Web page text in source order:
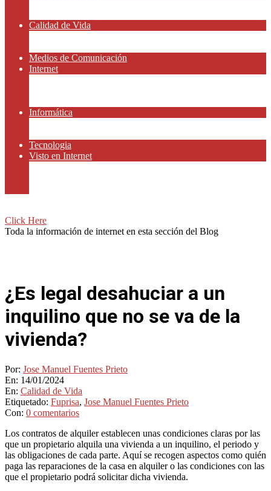
Calidad de Vida
Medios de Comunicación
Internet
Informática
Tecnologia
Visto en Internet
Click Here
Toda la información de internet en esta sección del Blog
¿Es legal desahuciar a un
inquilino que no se va de la
vivienda?
Por: Jose Manuel Fuentes Prieto
En: 14/01/2024
En: Calidad de Vida
Etiquetado: Fuprisa, Jose Manuel Fuentes Prieto
Con: 0 comentarios
Los contratos de alquiler establecen unas condiciones claras por las
que un propietario alquila una vivienda a un inquilino, el periodo y
las obligaciones de cada parte. Aquí se recogen aspectos como quién
paga las reparaciones de la casa en alquiler o las condiciones con las
que el propietario podrá solicitar dicha vivienda.